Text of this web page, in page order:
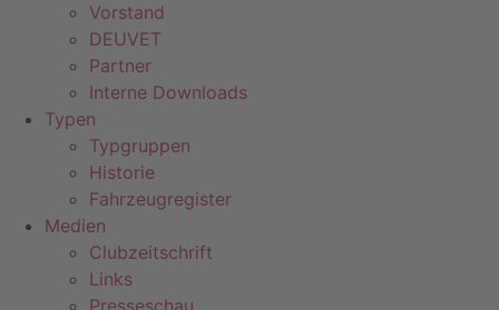
Vorstand
DEUVET
Partner
Interne Downloads
Typen
Typgruppen
Historie
Fahrzeugregister
Medien
Clubzeitschrift
Links
Presseschau